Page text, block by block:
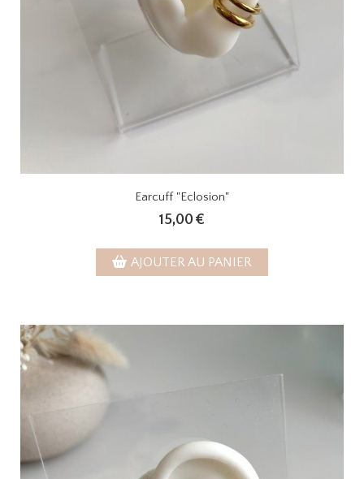
Earcuff "Eclosion"
15,00 €
AJOUTER AU PANIER